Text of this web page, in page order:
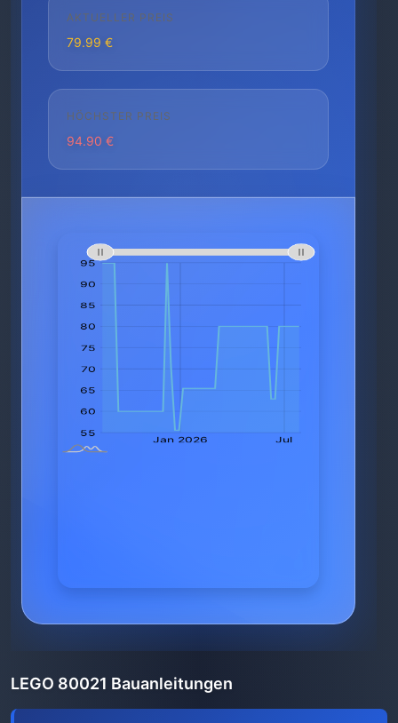
AKTUELLER PREIS
79.99 €
HÖCHSTER PREIS
94.90 €
LEGO 80021 Bauanleitungen